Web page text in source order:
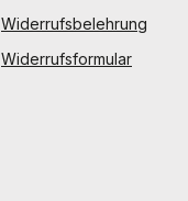
Widerrufsbelehrung
Widerrufsformular